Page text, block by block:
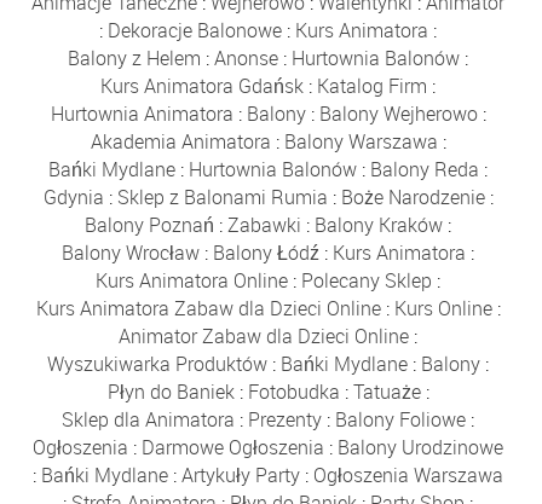
: Dekoracje Balonowe : Kurs Animatora :
Balony z Helem :Anonse : Hurtownia Balonów :
Kurs Animatora Gdańsk : Katalog Firm :
Hurtownia Animatora : Balony: Balony Wejherowo:
Akademia Animatora : Balony Warszawa :
Bańki Mydlane : Hurtownia Balonów : Balony Reda :
Gdynia : Sklep z Balonami Rumia : Boże Narodzenie:
Balony Poznań :Zabawki : Balony Kraków :
Balony Wrocław : Balony Łódź : Kurs Animatora :
Kurs Animatora Online : Polecany Sklep :
Kurs Animatora Zabaw dla Dzieci Online: Kurs Online:
Animator Zabaw dla Dzieci Online :
Wyszukiwarka Produktów : Bańki Mydlane : Balony :
Płyn do Baniek: Fotobudka :Tatuaże:
Sklep dla Animatora : Prezenty : Balony Foliowe :
Ogłoszenia : Darmowe Ogłoszenia : Balony Urodzinowe
: Bańki Mydlane :Artykuły Party : Ogłoszenia Warszawa